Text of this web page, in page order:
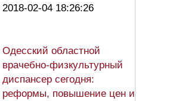
2018-02-04 18:26:26
Одесский областной
врачебно-физкультурный
диспансер сегодня:
реформы, повышение цен и